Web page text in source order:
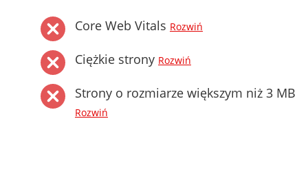
Core Web Vitals Rozwiń
Ciężkie strony Rozwiń
Strony o rozmiarze większym niż 3 MB
Rozwiń